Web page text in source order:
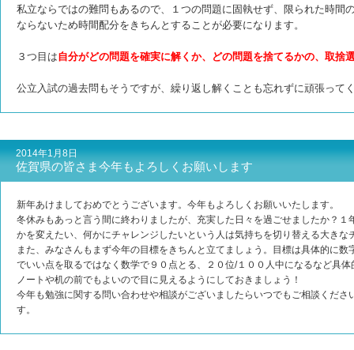
私立ならではの難問もあるので、１つの問題に固執せず、 限られた時間
ならないため時間配分をきちんとすることが必要になります。
３つ目は自分がどの問題を確実に解くか、どの問題を捨てるかの、取捨
公立入試の過去問もそうですが、繰り返し解くことも忘れずに頑張って
2014年1月8日
佐賀県の皆さま今年もよろしくお願いします
新年あけましておめでとうございます。今年もよろしくお願いいたします。
冬休みもあっと言う間に終わりましたが、充実した日々を過ごせましたか？
かを変えたい、何かにチャレンジしたいという人は気持ちを切り替える大きな
また、みなさんもまず今年の目標をきちんと立てましょう。目標は具体的に
でいい点を取るではなく数学で９０点とる、２０位/１００人中になるなど具
ノートや机の前でもよいので目に見えるようにしておきましょう！
今年も勉強に関する問い合わせや相談がございましたらいつでもご相談くだ
す。